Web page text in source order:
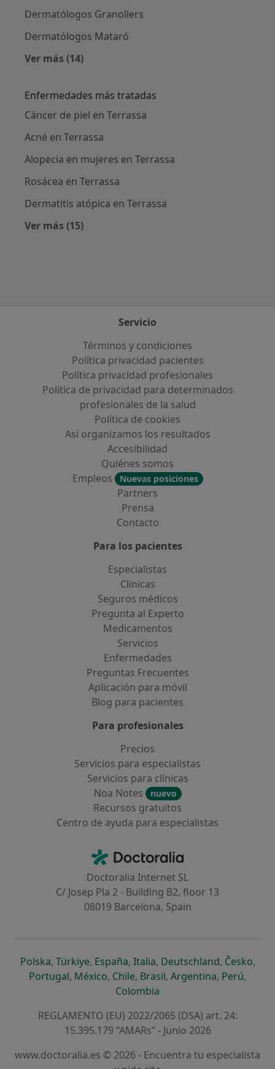
Dermatólogos Granollers
Dermatólogos Mataró
Ver más (14)
Enfermedades más tratadas
Cáncer de piel en Terrassa
Acné en Terrassa
Alopecia en mujeres en Terrassa
Rosácea en Terrassa
Dermatitis atópica en Terrassa
Ver más (15)
Servicio
Términos y condiciones
Política privacidad pacientes
Política privacidad profesionales
Política de privacidad para determinados
profesionales de la salud
Política de cookies
Así organizamos los resultados
Accesibilidad
Quiénes somos
Empleos
Nuevas posiciones
Partners
Prensa
Contacto
Para los pacientes
Especialistas
Clínicas
Seguros médicos
Pregunta al Experto
Medicamentos
Servicios
Enfermedades
Preguntas Frecuentes
Aplicación para móvil
Blog para pacientes
Para profesionales
Precios
Servicios para especialistas
Servicios para clínicas
Noa Notes
nuevo
Recursos gratuitos
Centro de ayuda para especialistas
Doctoralia - Página de inicio
Doctoralia Internet SL
C/ Josep Pla 2 - Building B2, floor 13
08019 Barcelona, Spain
Polskase abre en una nueva pestaña
, Türkiyese abre en una nueva pestaña
, Españase abre en una nueva pestaña
, Italiase abre en una nueva
, Deutschlandse abre en
, Českose
,
Portugalse abre en una nueva pestaña
, Méxicose abre en una nueva pestaña
, Chilese abre en una nueva pestaña
, Brasilse abre en una nueva
, Argentinase abre en
, Perúse
,
Colombia
REGLAMENTO (EU) 2022/2065 (DSA) art. 24:
15.395.179 “AMARs” - Junio 2026
www.doctoralia.es © 2026 - Encuentra tu especialista